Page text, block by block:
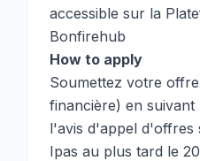
accessible sur la
Bonfirehub
How to apply
Soumettez votre
financière) en suivant
l'avis d'appel d'offres
Ipas au plus tard le